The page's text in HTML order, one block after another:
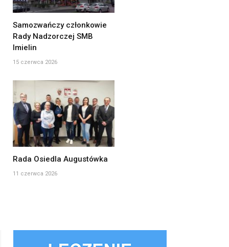
Samozwańczy członkowie
Rady Nadzorczej SMB
Imielin
15 czerwca 2026
Rada Osiedla Augustówka
11 czerwca 2026